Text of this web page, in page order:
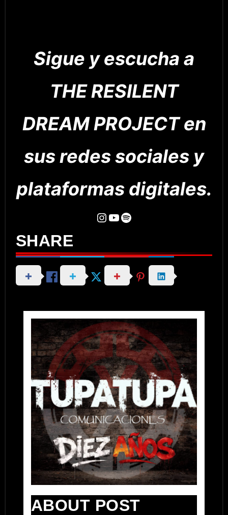
Sigue y escucha a
THE RESILENT
DREAM PROJECT en
sus redes sociales y
plataformas digitales.
Instagram YouTube Spotify
SHARE
ABOUT POST